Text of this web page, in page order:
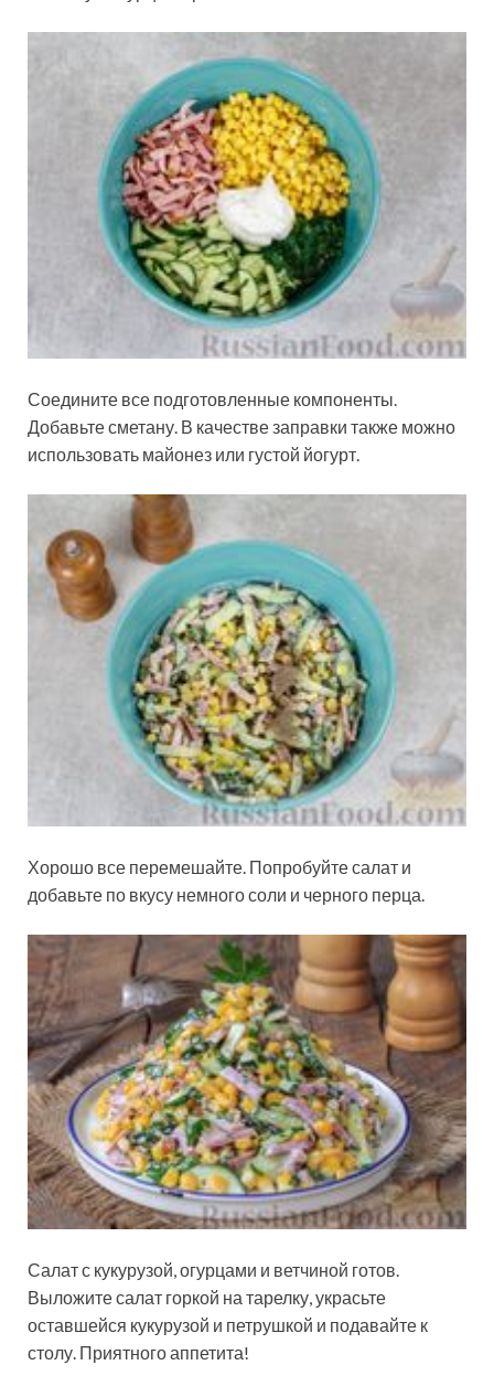
Соедините все подготовленные компоненты.
Добавьте сметану. В качестве заправки также можно
использовать майонез или густой йогурт.
Хорошо все перемешайте. Попробуйте салат и
добавьте по вкусу немного соли и черного перца.
Салат с кукурузой, огурцами и ветчиной готов.
Выложите салат горкой на тарелку, украсьте
оставшейся кукурузой и петрушкой и подавайте к
столу. Приятного аппетита!